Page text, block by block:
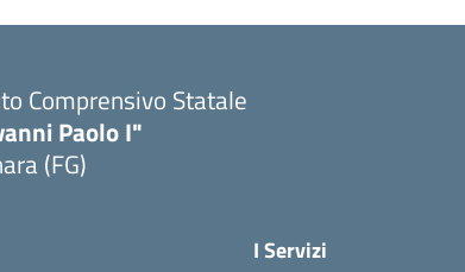
Comprensivo Statale
Paolo I"
(FG)
I Servizi